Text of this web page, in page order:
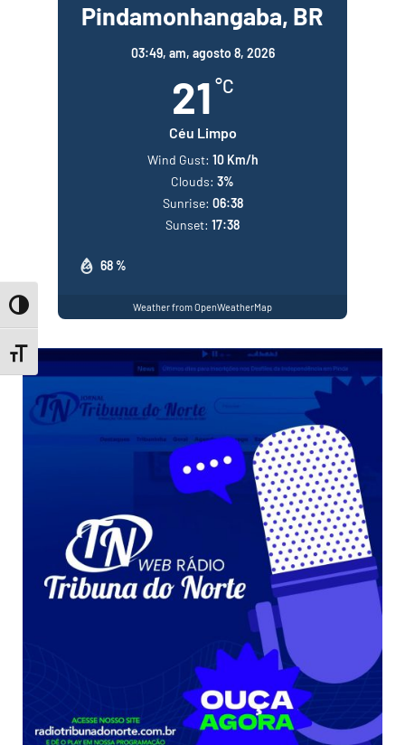
Toggle High Contrast
Toggle Font size
Pindamonhangaba, BR
03:49, am, agosto 8, 2026
21 °C
Céu Limpo
68 %
Wind Gust: 10 Km/h
Clouds: 3%
Sunrise: 06:38
Sunset: 17:38
Weather from OpenWeatherMap